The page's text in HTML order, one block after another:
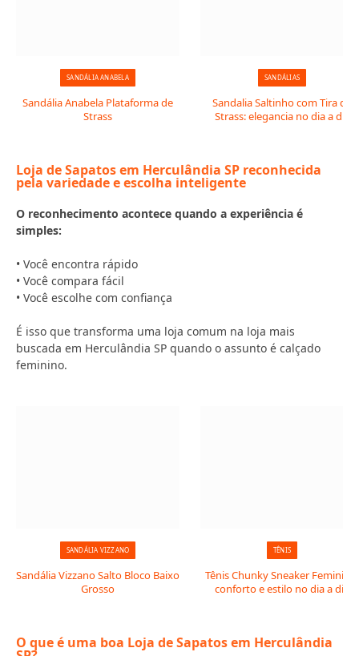
SANDÁLIA ANABELA
Sandália Anabela Plataforma de
Strass
SANDÁLIAS
Sandalia Saltinho com Tira de
Strass: elegancia no dia a dia
Loja de Sapatos em Herculândia SP reconhecida
pela variedade e escolha inteligente
O reconhecimento acontece quando a experiência é
simples:
• Você encontra rápido
• Você compara fácil
• Você escolhe com confiança
É isso que transforma uma loja comum na loja mais
buscada em Herculândia SP quando o assunto é calçado
feminino.
SANDÁLIA VIZZANO
Sandália Vizzano Salto Bloco Baixo
Grosso
TÊNIS
Tênis Chunky Sneaker Feminino:
conforto e estilo no dia a dia
O que é uma boa Loja de Sapatos em Herculândia